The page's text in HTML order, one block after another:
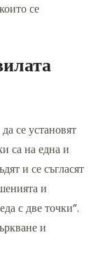
се
се установят
са на една и
и се съгласят
и
с две точки”.
и